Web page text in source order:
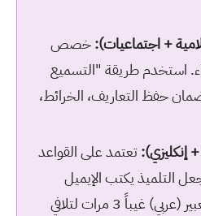
+ اجتماعيات):خصص
استخدم طريقة "التسميع
حفظ التعاريف، الخرائط،
+ إنكليزي):تعتمد على القواعد
التلميذ يكتب الإيميل
(إنكليزي) وموضوع التعبير (عربي) غيباً 3 مرات لتلافي